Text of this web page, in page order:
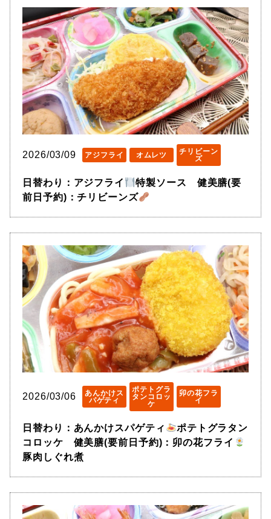
2026/03/09 アジフライ オムレツ
チリビーン
ズ
日替わり：アジフライ
特製ソース 健美膳(要
前日予約)：チリビーンズ
2026/03/06
あんかけス
パゲティ
ポテトグラ
タンコロッ
ケ
卯の花フラ
イ
日替わり：あんかけスパゲティ
ポテトグラタン
コロッケ 健美膳(要前日予約)：卯の花フライ
豚肉しぐれ煮